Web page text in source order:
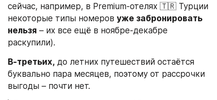
сейчас, например, в Premium-отелях 🇹🇷 Турции
некоторые типы номеров уже забронировать
нельзя – их все ещё в ноябре-декабре
раскупили).
В-третьих, до летних путешествий остаётся
буквально пара месяцев, поэтому от рассрочки
выгоды – почти нет.